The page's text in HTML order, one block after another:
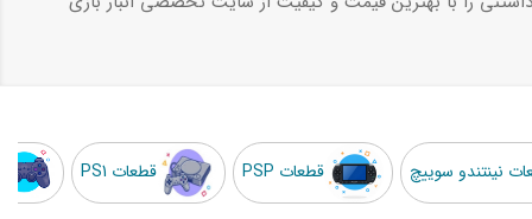
نینتندو سوییچ قطعات PSP قطعات PS1